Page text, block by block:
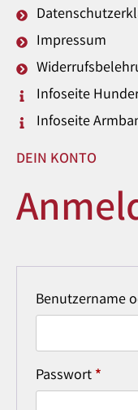
Impressum
Infoseite
Infoseite
DEIN KONTO
Benutzername
Passwort*